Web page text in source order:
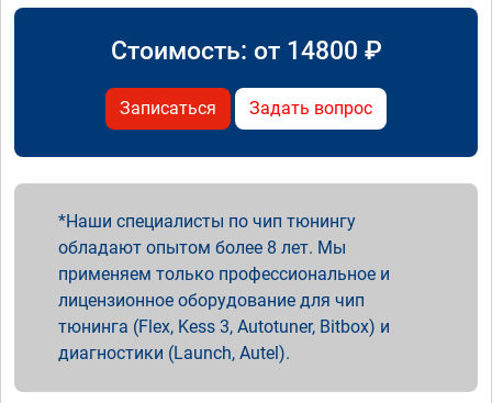
Стоимость: от 14800 ₽
Записаться Задать вопрос
Наши специалисты по чип тюнингу
обладают опытом более 8 лет. Мы
применяем только профессиональное и
лицензионное оборудование для чип
тюнинга (Flex, Kess 3, Autotuner, Bitbox) и
диагностики (Launch, Autel).